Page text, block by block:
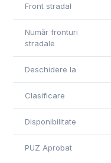
Front stradal
Număr fronturi
stradale
Deschidere la
Clasificare
Disponibilitate
PUZ Aprobat